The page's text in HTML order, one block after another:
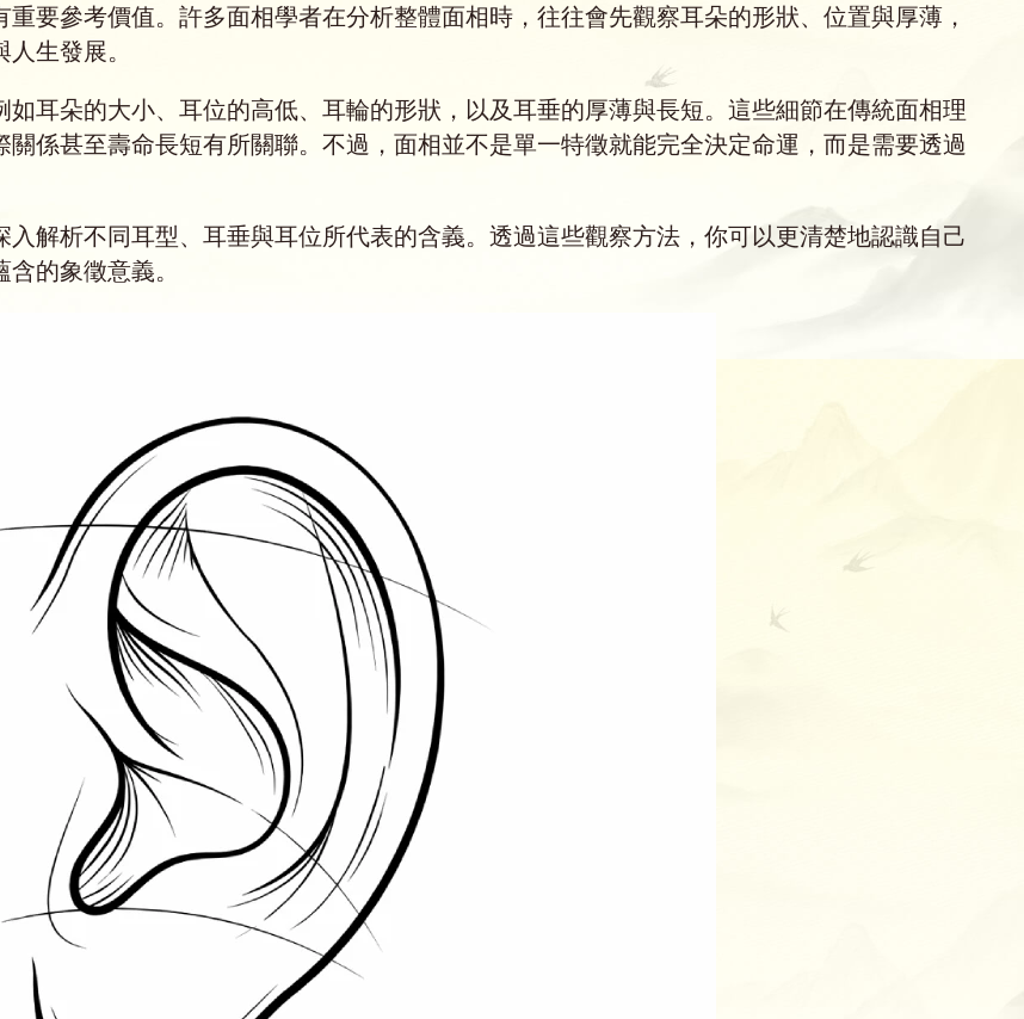
要參考價值。許多面相學者在分析整體面相時，往往會先觀察耳朵的形狀、位置與厚薄，
生發展。
耳朵的大小、耳位的高低、耳輪的形狀，以及耳垂的厚薄與長短。這些細節在傳統面相理
係甚至壽命長短有所關聯。不過，面相並不是單一特徵就能完全決定命運，而是需要透過
解析不同耳型、耳垂與耳位所代表的含義。透過這些觀察方法，你可以更清楚地認識自己
的象徵意義。